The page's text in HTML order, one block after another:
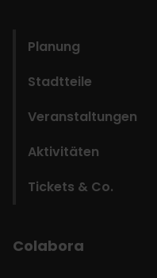
Planung
Stadtteile
Veranstaltungen
Aktivitäten
Tickets & Co.
Colabora